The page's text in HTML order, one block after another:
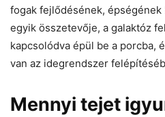
fogak fejlődésének,
egyik összetevője, a galaktóz
kapcsolódva épül be a porcba,
van az idegrendszer
Mennyi tejet